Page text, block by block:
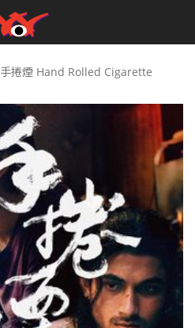
手捲煙 Hand Rolled Cigarette